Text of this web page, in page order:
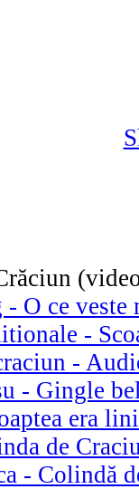
- O ce veste
-
-
- Gingle
era
de
- Colindă